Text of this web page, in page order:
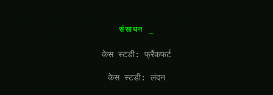
संसाधन
केस स्टडी: फ्रैंकफर्ट
केस स्टडी: लंदन